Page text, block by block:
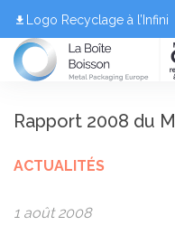
Logo Recyclage à l’Infini
Rapport 2008 du
ACTUALITÉS
1 août 2008